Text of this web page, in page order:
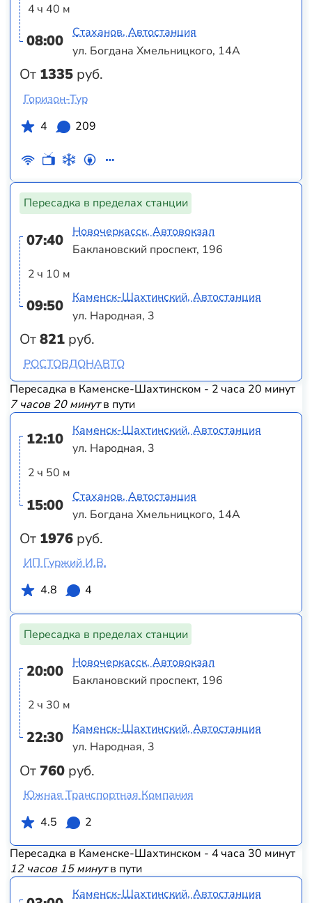
4 ч 40 м
08:00
От 1335 руб.
Стаханов, Автостанция
ул. Богдана Хмельницкого, 14А
Горизон-Тур
4
209
Пересадка в пределах станции
07:40
2 ч 10 м
09:50
От821 руб.
Новочеркасск, Автовокзал
Баклановский проспект, 196
Каменск-Шахтинский, Автостанция
ул. Народная, 3
РОСТОВДОНАВТО
Пересадка в Каменске-Шахтинском - 2 часа 20 минут
7 часов 20 минутв пути
12:10
2 ч 50 м
15:00
От 1976 руб.
Каменск-Шахтинский, Автостанция
ул. Народная, 3
Стаханов, Автостанция
ул. Богдана Хмельницкого, 14А
ИП Гуржий И.В.
4.8
4
Пересадка в пределах станции
20:00
2 ч 30 м
22:30
От760 руб.
Новочеркасск, Автовокзал
Баклановский проспект, 196
Каменск-Шахтинский, Автостанция
ул. Народная, 3
Южная Транспортная Компания
4.5
2
Пересадка в Каменске-Шахтинском - 4 часа 30 минут
12 часов 15 минутв пути
Каменск-Шахтинский, Автостанция